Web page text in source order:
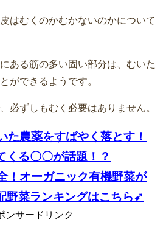
はむくのかむかないのかについて
ある筋の多い固い部分は、むいた
ができるようです。
必ずしもむく必要はありません。
た農薬をすばやく落とす！
くる〇〇が話題！？
！オーガニック有機野菜が
野菜ランキングはこちら➹
ンサードリンク